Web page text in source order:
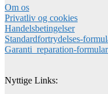
Om os
Privatliv og cookies
Handelsbetingelser
Standardfortrydelses-
Garanti_reparation-formular
Nyttige Links: